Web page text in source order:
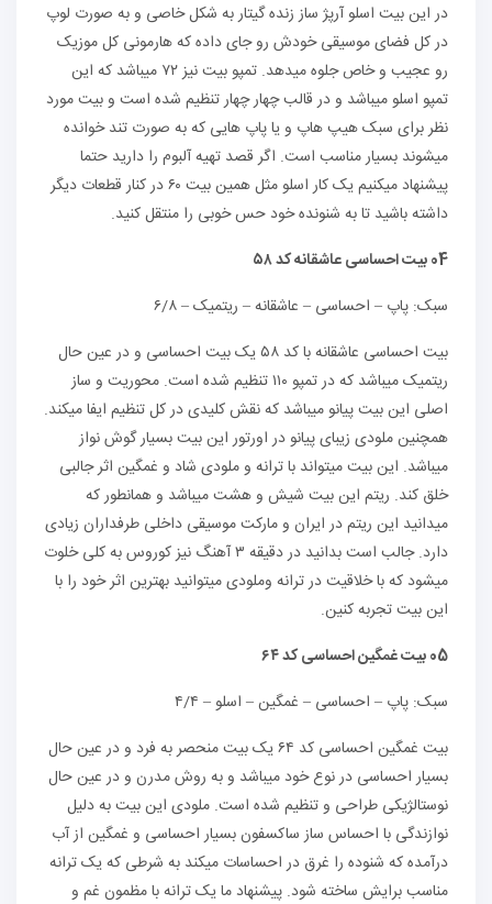
در این بیت اسلو آرپژ ساز زنده گیتار به شکل خاصی و به صورت لوپ
در کل فضای موسیقی خودش رو جای داده که هارمونی کل موزیک
رو عجیب و خاص جلوه میدهد. تمپو بیت نیز ۷۲ میباشد که این
تمپو اسلو میباشد و در قالب چهار چهار تنظیم شده است و بیت مورد
نظر برای سبک هیپ هاپ و یا پاپ هایی که به صورت تند خوانده
میشوند بسیار مناسب است. اگر قصد تهیه آلبوم را دارید حتما
پیشنهاد میکنیم یک کار اسلو مثل همین بیت ۶۰ در کنار قطعات دیگر
داشته باشید تا به شنونده خود حس خوبی را منتقل کنید.
04 بیت احساسی عاشقانه کد ۵۸
سبک: پاپ – احساسی – عاشقانه – ریتمیک – ۶/۸
بیت احساسی عاشقانه با کد ۵۸ یک بیت احساسی و در عین حال
ریتمیک میباشد که در تمپو ۱۱۰ تنظیم شده است. محوریت و ساز
اصلی این بیت پیانو میباشد که نقش کلیدی در کل تنظیم ایفا میکند.
همچنین ملودی زیبای پیانو در اورتور این بیت بسیار گوش نواز
میباشد. این بیت میتواند با ترانه و ملودی شاد و غمگین اثر جالبی
خلق کند. ریتم این بیت شیش و هشت میباشد و همانطور که
میدانید این ریتم در ایران و مارکت موسیقی داخلی طرفداران زیادی
دارد. جالب است بدانید در دقیقه ۳ آهنگ نیز کوروس به کلی خلوت
میشود که با خلاقیت در ترانه و‌ملودی میتوانید بهترین اثر خود را با
این بیت تجربه کنین.
05 بیت غمگین احساسی کد ۶۴
سبک: پاپ – احساسی – غمگین – اسلو – ۴/۴
بیت غمگین احساسی کد ۶۴ یک بیت منحصر به فرد و در عین حال
بسیار احساسی در نوع خود میباشد و به روش مدرن و در عین حال
نوستالژیکی طراحی و تنظیم شده است. ملودی این بیت به دلیل
نوازندگی با احساس ساز ساکسفون بسیار احساسی و غمگین از آب
درآمده که شنوده را غرق در احساسات میکند به شرطی که یک ترانه
مناسب برایش ساخته شود. پیشنهاد ما یک ترانه با مظمون غم و